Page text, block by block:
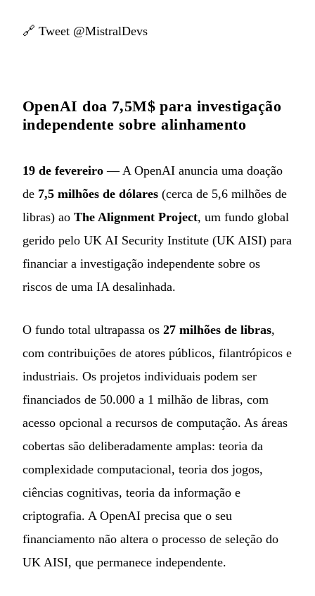
🔗 Tweet @MistralDevs
OpenAI doa 7,5M$ para investigação
independente sobre alinhamento
19 de fevereiro — A OpenAI anuncia uma doação
de 7,5 milhões de dólares (cerca de 5,6 milhões de
libras) ao The Alignment Project, um fundo global
gerido pelo UK AI Security Institute (UK AISI) para
financiar a investigação independente sobre os
riscos de uma IA desalinhada.
O fundo total ultrapassa os 27 milhões de libras,
com contribuições de atores públicos, filantrópicos e
industriais. Os projetos individuais podem ser
financiados de 50.000 a 1 milhão de libras, com
acesso opcional a recursos de computação. As áreas
cobertas são deliberadamente amplas: teoria da
complexidade computacional, teoria dos jogos,
ciências cognitivas, teoria da informação e
criptografia. A OpenAI precisa que o seu
financiamento não altera o processo de seleção do
UK AISI, que permanece independente.